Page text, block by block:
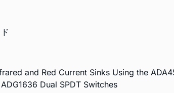
and Red Current Sinks Using the
Dual SPDT Switches